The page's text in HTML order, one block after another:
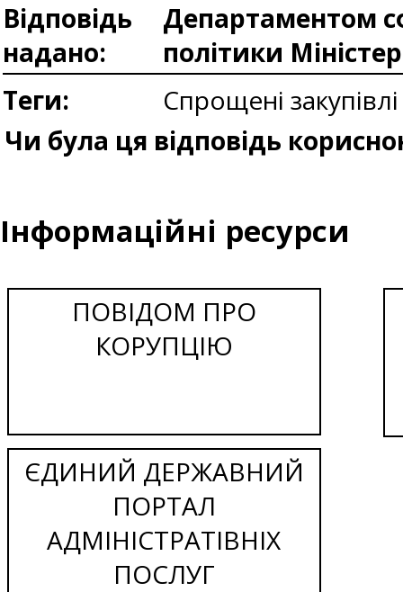
Відповідь
надано:
Департаментом
політики
Теги:
Спрощені
Чи була ця відповідь
Інформаційні ресурси
ПОВІДОМ ПРО
КОРУПЦІЮ
ЄДИНИЙ ДЕРЖАВНИЙ
ПОРТАЛ
АДМІНІСТРАТІВНІХ
ПОСЛУГ